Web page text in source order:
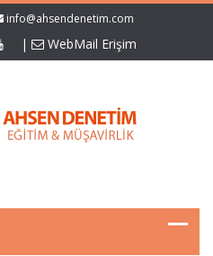
info@ahsendenetim.com
| WebMail Erişim